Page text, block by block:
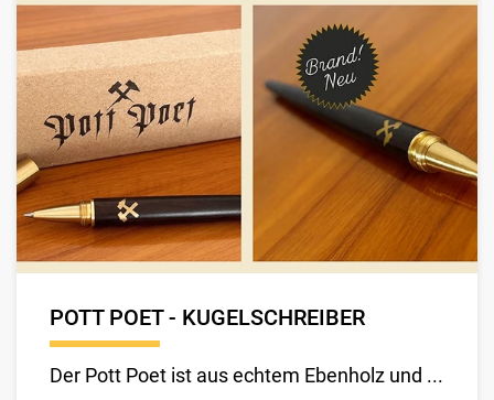
POTT POET - KUGELSCHREIBER
Der Pott Poet ist aus echtem Ebenholz und ...